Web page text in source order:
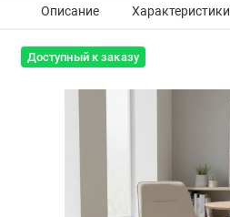
Описание Характеристики
Доступный к заказу